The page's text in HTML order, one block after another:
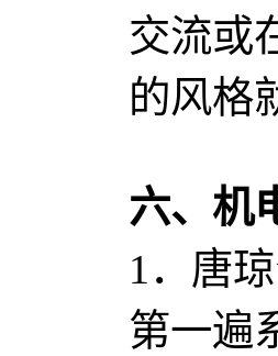
交流或
的风格
六、机
1．
第一遍